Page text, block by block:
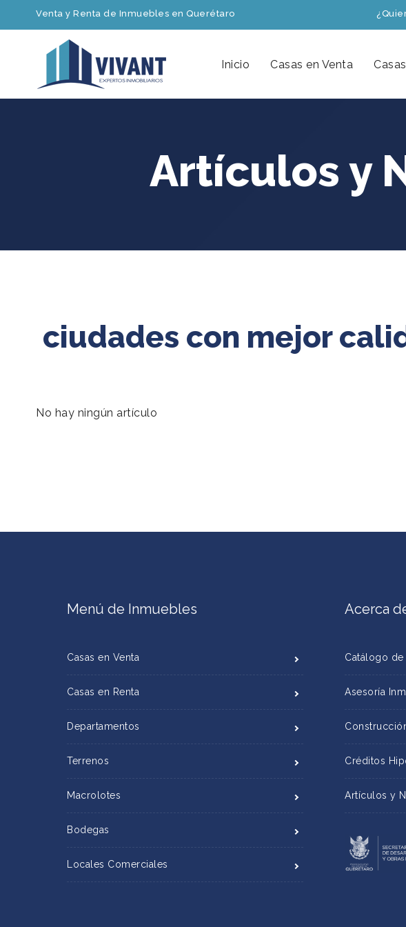
Venta y Renta de Inmuebles en Querétaro
Inicio Casas en Venta
Artículos y
ciudades con mejor
No hay ningún artículo
Menú de Inmuebles
Casas en Venta
Casas en Renta
Departamentos
Terrenos
Macrolotes
Bodegas
Locales Comerciales
Acerca
Catálogo
Asesoría
Créditos
Artículos y